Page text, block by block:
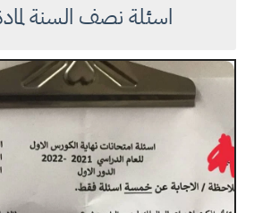
اسئلة نصف السنة